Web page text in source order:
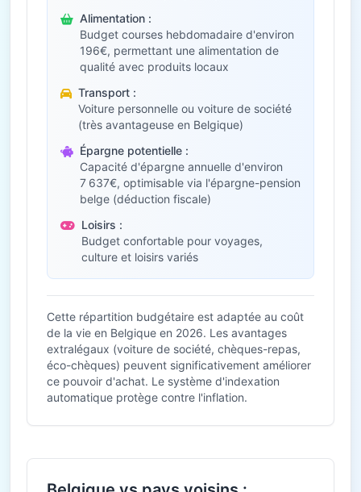
Alimentation :
Budget courses hebdomadaire d'environ
196€, permettant une alimentation de
qualité avec produits locaux
Transport :
Voiture personnelle ou voiture de société
(très avantageuse en Belgique)
Épargne potentielle :
Capacité d'épargne annuelle d'environ
7 637€, optimisable via l'épargne-pension
belge (déduction fiscale)
Loisirs :
Budget confortable pour voyages,
culture et loisirs variés
Cette répartition budgétaire est adaptée au coût
de la vie en Belgique en 2026. Les avantages
extralégaux (voiture de société, chèques-repas,
éco-chèques) peuvent significativement améliorer
ce pouvoir d'achat. Le système d'indexation
automatique protège contre l'inflation.